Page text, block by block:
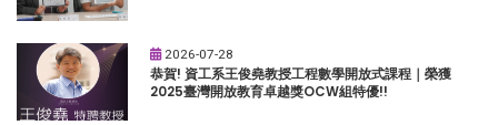
2026-07-28
恭賀! 資工系王俊堯教授工程數學開放式課程｜榮獲
2025臺灣開放教育卓越獎OCW組特優!!